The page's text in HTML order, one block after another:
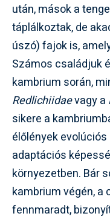
után, mások a
táplálkoztak, de
úszó) fajok is,
Számos családjuk
kambrium során,
Redlichiidaevagy a
sikere a
élőlények
adaptációs
környezetben. Bár
kambrium végén, a
fennmaradt,